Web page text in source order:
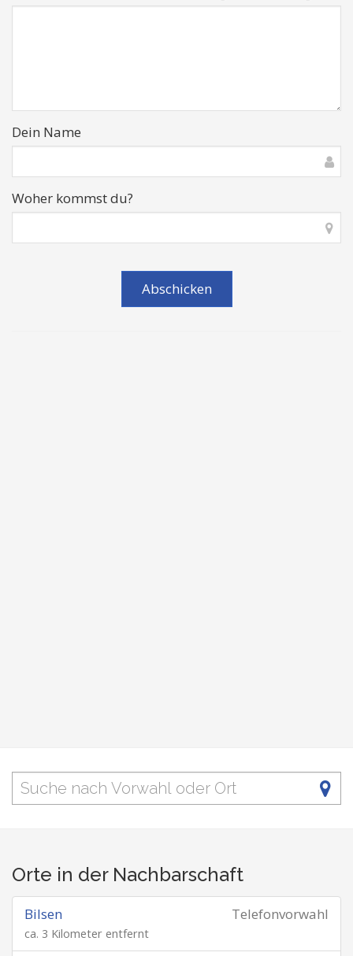
Dein Name
Woher kommst du?
Orte in der Nachbarschaft
Telefonvorwahl
Bilsen
ca. 3 Kilometer entfernt